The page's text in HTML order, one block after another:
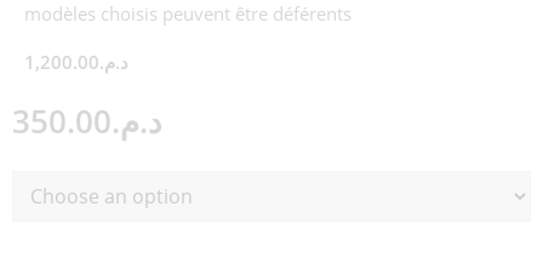
modèles choisis peuvent être déférents
د.م.1,200.00
د.م.350.00